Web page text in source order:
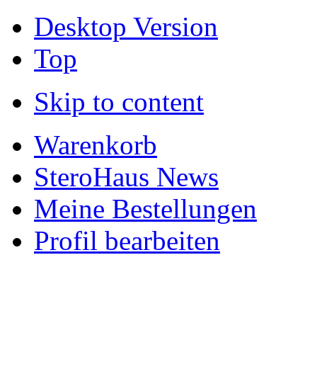
Desktop Version
Top
Skip to content
Warenkorb
SteroHaus News
Meine Bestellungen
Profil bearbeiten